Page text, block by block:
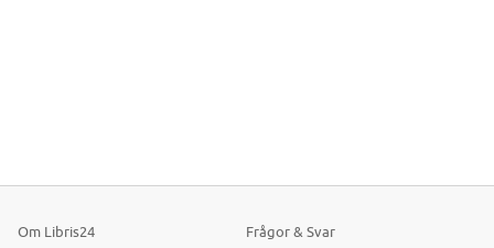
Om Libris24
Frågor & Svar